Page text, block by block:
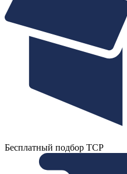
Бесплатный подбор ТСР